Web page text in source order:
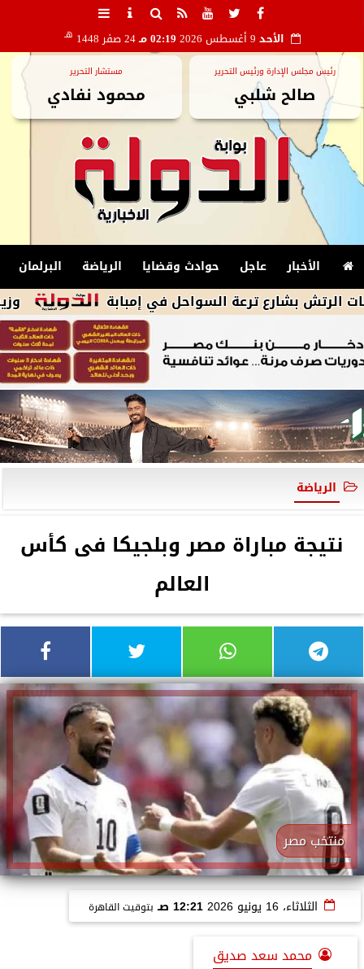
الأحد 02:19 مـ 24 صفر 1448 هـ
رئيس مجلس الإدارة ورئيس التحرير
صالح شلبي
مستشار التحرير
محمود نفادي
الأخبار عاجل حوادث وقضايا الرياضة البرلمان
وزير الزراعة ترعة السواحل في إمبابة
الرياضة
نتيجة مباراة مصر وبلجيكا فى كأس
العالم
منتخب مصر
الثلاثاء، 16 يونيو 2026 12:21 صـ بتوقيت القاهرة
محمد سعد صديق